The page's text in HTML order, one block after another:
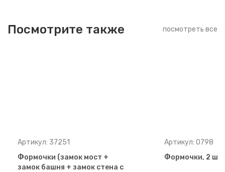
Посмотрите также посмотреть все
Артикул: 37251
Формочки (замок мост +
замок башня + замок стена с
Артикул: 0798
Формочки, 2 шт